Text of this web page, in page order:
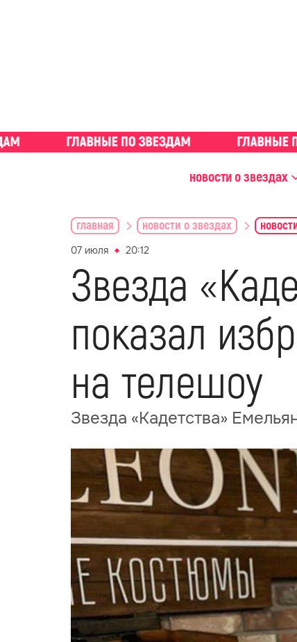
новости о звездах
главная новости о звездах
07 июля 20:12
Звезда
показал
на телешоу
Звезда «Кадетства»